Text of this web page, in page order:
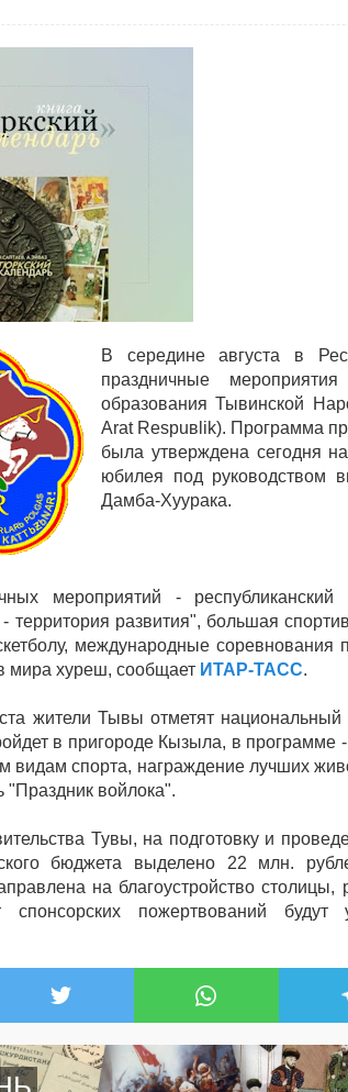
В середине августа в
праздничные
образования Тывинской
Аrat Respuв lik). Программа
была утверждена сегодня
юбилея под руководством
Дамба-Хуурака.
мероприятий -
территория развития", большая
международные соревнования
мира хуреш, сообщает ИТАР-ТАСС.
жители Тывы отметят национальный
в пригороде Кызыла, в программе -
видам спорта, награждение лучших
"Праздник войлока".
Тувы, на подготовку и
бюджета выделено 22 млн.
на благоустройство
пожертвований будут